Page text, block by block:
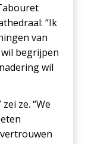
“Ik
van
begrijpen
wil
ze. “We